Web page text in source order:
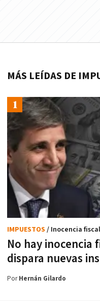
MÁS LEÍDAS DE
No hay inocencia
dispara nuevas
IMPUESTOS / Inocencia fiscal
PorHernán Gilardo